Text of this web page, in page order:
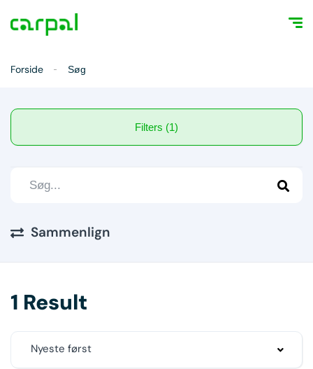
Forside Søg
Filters (1)
Sammenlign
1 Result
Nyeste først